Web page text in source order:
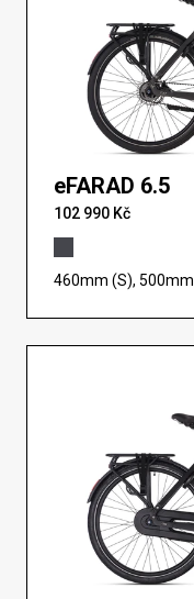
eFARAD 6.5
102 990 Kč
460mm (S),